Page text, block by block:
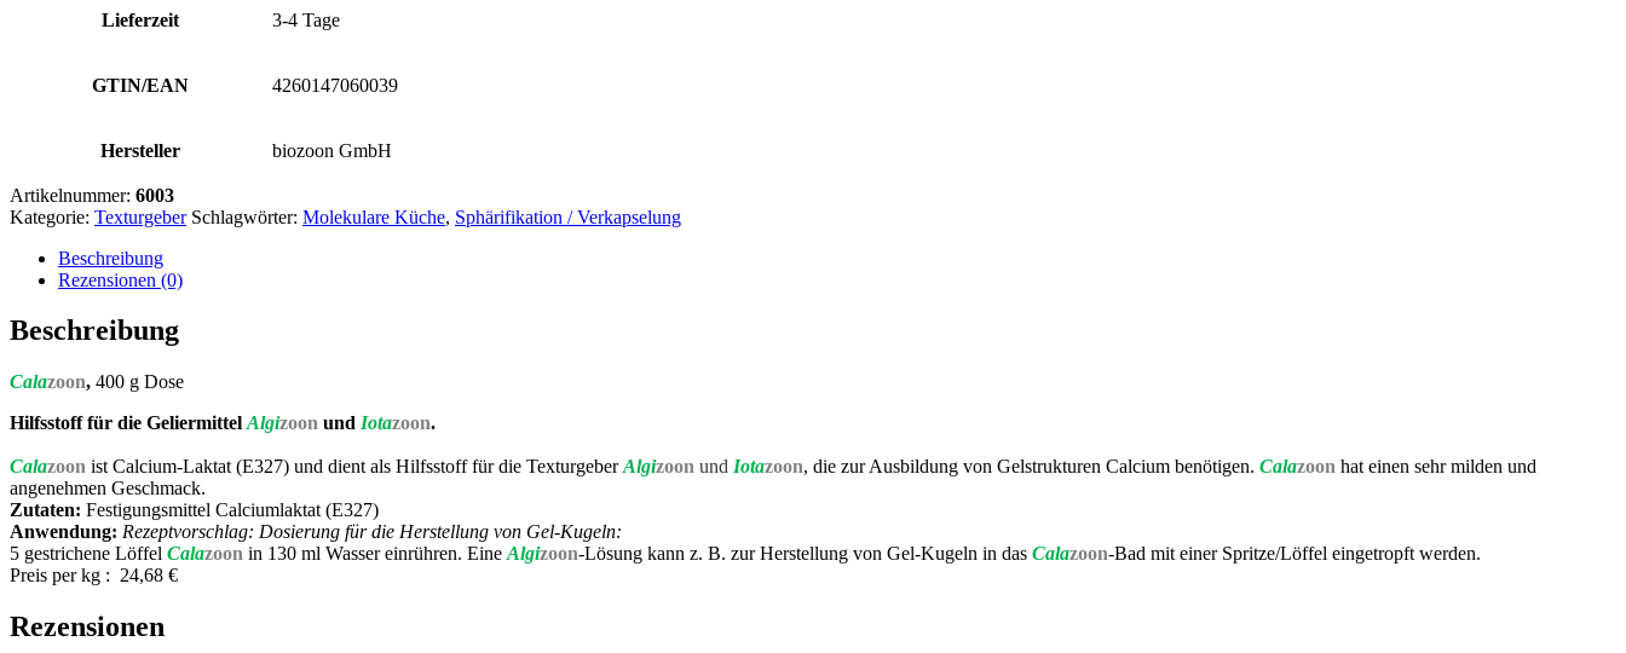
Lieferzeit 3-4 Tage
GTIN/EAN 4260147060039
Hersteller biozoon GmbH
Artikelnummer: 6003
Kategorie: Texturgeber Schlagwörter: Molekulare Küche, Sphärifikation / Verkapselung
Beschreibung
Rezensionen (0)
Beschreibung
Calazoon, 400 g Dose
Hilfsstoff für die Geliermittel Algizoon und Iotazoon.
Calazoon ist Calcium-Laktat (E327) und dient als Hilfsstoff für die TexturgeberAlgizoon und Iotazoon, die zur Ausbildung von Gelstrukturen Calcium benötigen. Calazoon hat einen sehr milden und
angenehmen Geschmack.
Zutaten: Festigungsmittel Calciumlaktat (E327)
Anwendung: Rezeptvorschlag: Dosierung für die Herstellung von Gel-Kugeln:
5 gestrichene Löffel Calazoon in 130 ml Wasser einrühren. Eine Algizoon-Lösung kann z. B. zur Herstellung von Gel-Kugeln in das Calazoon-Bad mit einer Spritze/Löffel eingetropft werden.
Preis per kg : 24,68 €
Rezensionen